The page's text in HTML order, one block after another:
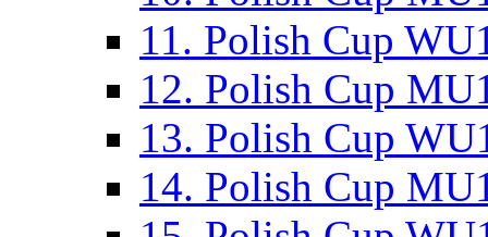
11. Polish Cup
12. Polish Cup
13. Polish Cup
14. Polish Cup